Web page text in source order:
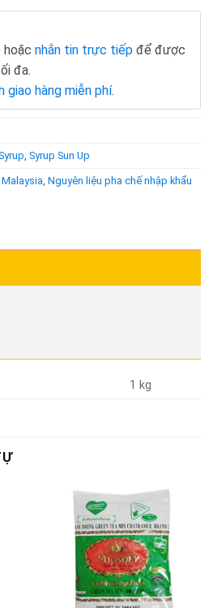
hoặc nhắn tin trực tiếp để được
đa.
giao hàng miễn phí.
, Syrup Sun Up
, Nguyên liệu pha chế nhập khẩu
1 kg